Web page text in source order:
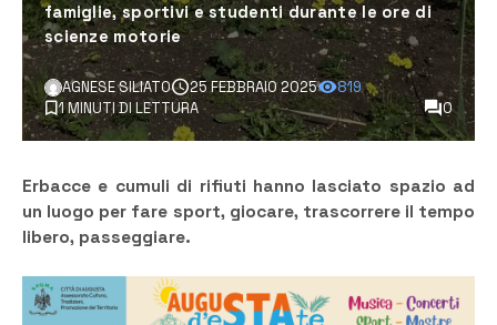
famiglie, sportivi e studenti durante le ore di
scienze motorie
AGNESE SILIATO 25 FEBBRAIO 2025
819
1 MINUTI DI LETTURA
0
Erbacce e cumuli di rifiuti hanno lasciato spazio ad
un luogo per fare sport, giocare, trascorrere il tempo
libero, passeggiare.